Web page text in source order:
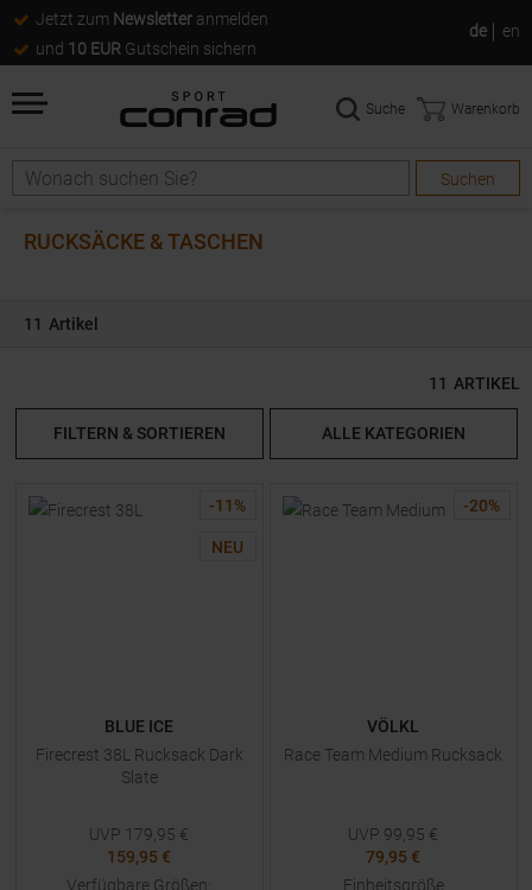
Jetzt zum Newsletter anmelden
und 10 EUR Gutschein sichern
de en
Suche
Suchen
Suche Warenkorb
RUCKSÄCKE & TASCHEN
11 Artikel
11 ARTIKEL
FILTERN & SORTIEREN ALLE KATEGORIEN
-11 %
NEU
BLUE ICE
Firecrest 38L Rucksack Dark
Slate
UVP 179,95 €
159,95 €
Verfügbare Größen:
-20%
VÖLKL
Race Team Medium Rucksack
UVP 99,95 €
79,95 €
Einheitsgröße